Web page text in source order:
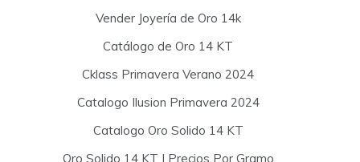
Vender Joyería de Oro 14k
Catálogo de Oro 14 KT
Cklass Primavera Verano 2024
Catalogo Ilusion Primavera 2024
Catalogo Oro Solido 14 KT
Oro Solido 14 KT | Precios Por Gramo